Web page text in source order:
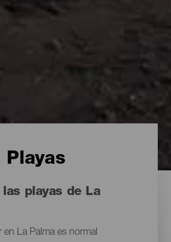
Playas
las playas de La
en La Palma es normal